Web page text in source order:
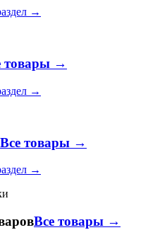
→
товары →
→
Все товары →
→
Все товары →